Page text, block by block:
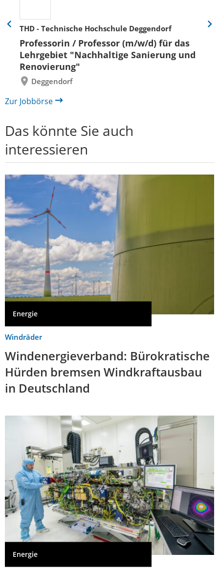
THD - Technische Hochschule Deggendorf
Professorin / Professor (m/w/d) für das
Lehrgebiet "Nachhaltige Sanierung und
Renovierung"
Deggendorf
Eine
zurück
Eine
Zur Jobbörse
Das könnte Sie auch
interessieren
Energie
Windräder
Windenergieverband: Bürokratische
Hürden bremsen Windkraftausbau
in Deutschland
Energie